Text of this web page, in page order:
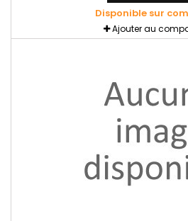
Disponible sur
Ajouter au